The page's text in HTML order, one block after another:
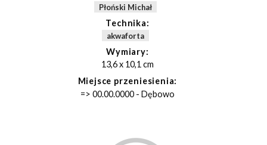
Płoński Michał
Technika:
akwaforta
Wymiary:
13,6 x 10,1 cm
Miejsce przeniesienia:
=> 00.00.0000 - Dębowo